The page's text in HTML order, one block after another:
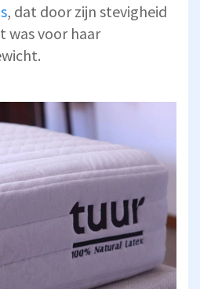
, dat door zijn stevigheid
was voor haar